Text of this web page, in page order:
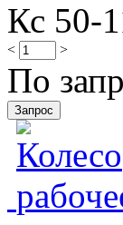
Кс 50-
< >
По